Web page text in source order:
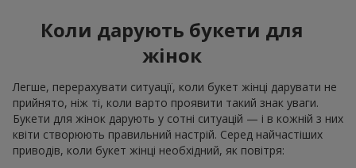
Коли дарують букети для
жінок
Легше, перерахувати ситуації, коли букет жінці дарувати не
прийнято, ніж ті, коли варто проявити такий знак уваги.
Букети для жінок дарують у сотні ситуацій — і в кожній з них
квіти створюють правильний настрій. Серед найчастіших
приводів, коли букет жінці необхідний, як повітря: